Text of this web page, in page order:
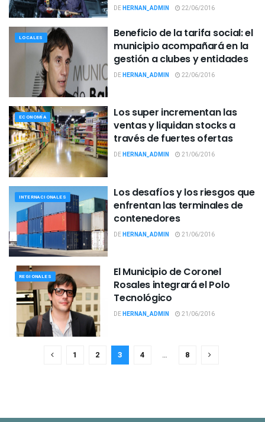
DEHERNAN_ADMIN 22/06/2016
LOCALES
Beneficio de la tarifa social: el
municipio acompañará en la
gestión a clubes y entidades
DEHERNAN_ADMIN 22/06/2016
ECONOMÍA
Los super incrementan las
ventas y liquidan stocks a
través de fuertes ofertas
DEHERNAN_ADMIN 21/06/2016
INTERNACIONALES
Los desafíos y los riesgos que
enfrentan las terminales de
contenedores
DEHERNAN_ADMIN 21/06/2016
REGIONALES
El Municipio de Coronel
Rosales integrará el Polo
Tecnológico
DEHERNAN_ADMIN 21/06/2016
1 2 3 4 … 8